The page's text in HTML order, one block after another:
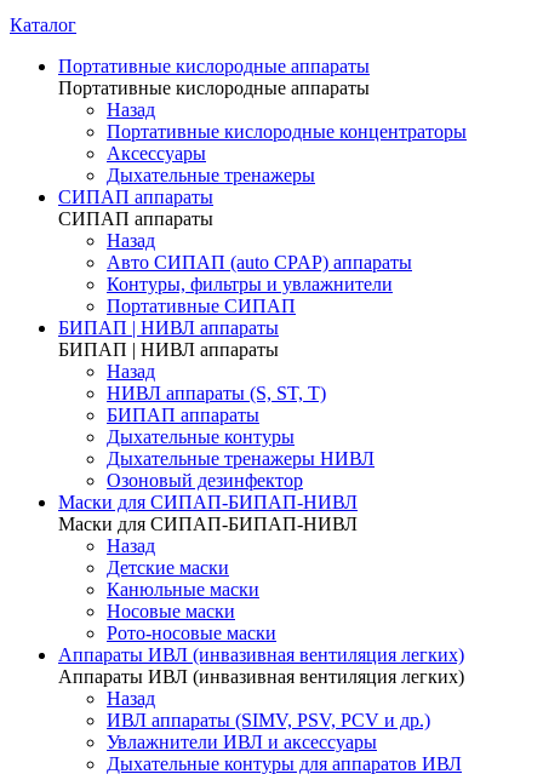
Каталог
Портативные кислородные аппараты
Портативные кислородные аппараты
Назад
Портативные кислородные концентраторы
Аксессуары
Дыхательные тренажеры
СИПАП аппараты
СИПАП аппараты
Назад
Aвто СИПАП (auto CPAP) аппараты
Контуры, фильтры и увлажнители
Портативные СИПАП
БИПАП | НИВЛ аппараты
БИПАП | НИВЛ аппараты
Назад
НИВЛ аппараты (S, ST, T)
БИПАП аппараты
Дыхательные контуры
Дыхательные тренажеры НИВЛ
Озоновый дезинфектор
Маски для СИПАП-БИПАП-НИВЛ
Маски для СИПАП-БИПАП-НИВЛ
Назад
Детские маски
Канюльные маски
Носовые маски
Рото-носовые маски
Аппараты ИВЛ (инвазивная вентиляция легких)
Аппараты ИВЛ (инвазивная вентиляция легких)
Назад
ИВЛ аппараты (SIMV, PSV, PCV и др.)
Увлажнители ИВЛ и аксессуары
Дыхательные контуры для аппаратов ИВЛ